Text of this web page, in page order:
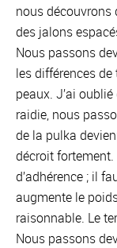
nous découvrons
des jalons
Nous passons
les différences
peaux. J’ai
raidie, nous
de la pulka
décroit fortement.
d’adhérence ; il
augmente le
raisonnable. Le
Nous passons